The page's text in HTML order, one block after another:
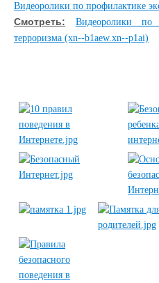
Видеоролики по профилактике
Смотреть:
Видеоролики по
терроризма (xn--b1aew.xn--p1ai)